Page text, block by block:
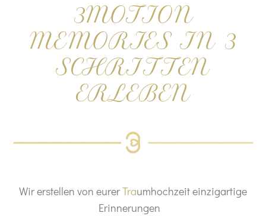
3MOTION
MEMORIES IN 3
SCHRITTEN
ERLEBEN
Wir erstellen von eurerTraumhochzeit einzigartige
Erinnerungen